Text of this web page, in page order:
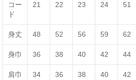
コー
ド
21 22 23 24 51
身丈 48 52 56 59 62
身巾 36 38 40 42 44
肩巾 34 36 38 40 42